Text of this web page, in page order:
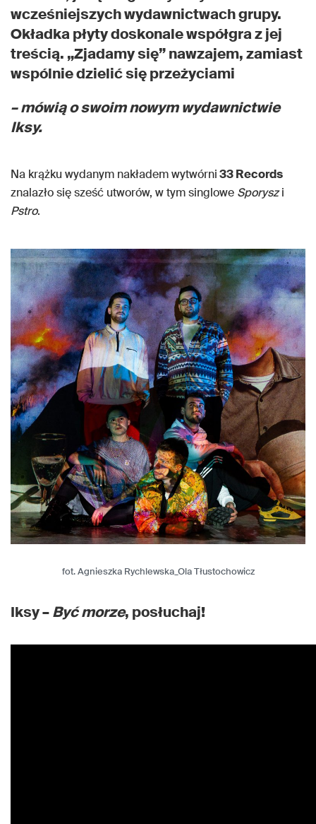
wcześniejszych wydawnictwach grupy.
Okładka płyty doskonale współgra z jej
treścią. „Zjadamy się” nawzajem, zamiast
wspólnie dzielić się przeżyciami
– mówią o swoim nowym wydawnictwie
Iksy.
Na krążku wydanym nakładem wytwórni33 Records
znalazło się sześć utworów, w tym singlowe Sporyszi
Pstro.
fot. Agnieszka Rychlewska_Ola Tłustochowicz
Iksy –Być morze, posłuchaj!